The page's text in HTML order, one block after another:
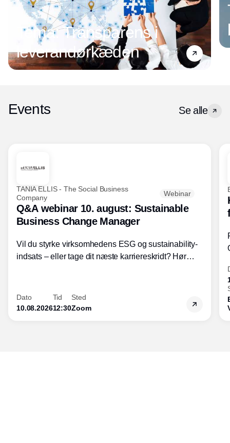
Tema: Transparens i
leverandørkæden
Events Se alle
TANIA ELLIS - The Social Business
Company
Webinar
Q&A webinar 10. august: Sustainable
Business Change Manager
Vil du styrke virksomhedens ESG og sustainability-
indsats – eller tage dit næste karriereskridt? Hør
inden for bæredygtig forretningsudvikling - så du
skaber værdi for både samfund og bundlinje.
Dato
10.08.2026
Tid
12:30
Sted
Zoom